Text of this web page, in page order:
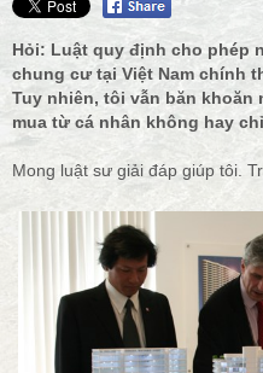
Hỏi: Luật quy định cho phép
chung cư tại Việt Nam chính
Tuy nhiên, tôi vẫn băn
mua từ cá nhân không hay
Mong luật sư giải đáp giúp tôi.